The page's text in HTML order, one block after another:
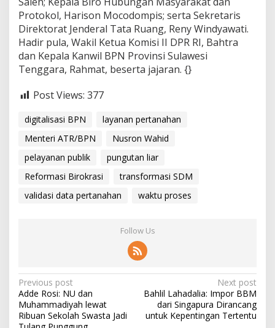
Protokol, Harison Mocodompis; serta Sekretaris
Direktorat Jenderal Tata Ruang, Reny Windyawati.
Hadir pula, Wakil Ketua Komisi II DPR RI, Bahtra
dan Kepala Kanwil BPN Provinsi Sulawesi
Tenggara, Rahmat, beserta jajaran. {}
Post Views: 377
digitalisasi BPN
layanan pertanahan
Menteri ATR/BPN
Nusron Wahid
pelayanan publik
pungutan liar
Reformasi Birokrasi
transformasi SDM
validasi data pertanahan
waktu proses
Follow Us
P
o
s
Previous post
Adde Rosi: NU dan
Muhammadiyah lewat
Ribuan Sekolah Swasta Jadi
Next post
Bahlil Lahadalia: Impor BBM
dari Singapura Dirancang
untuk Kepentingan Tertentu